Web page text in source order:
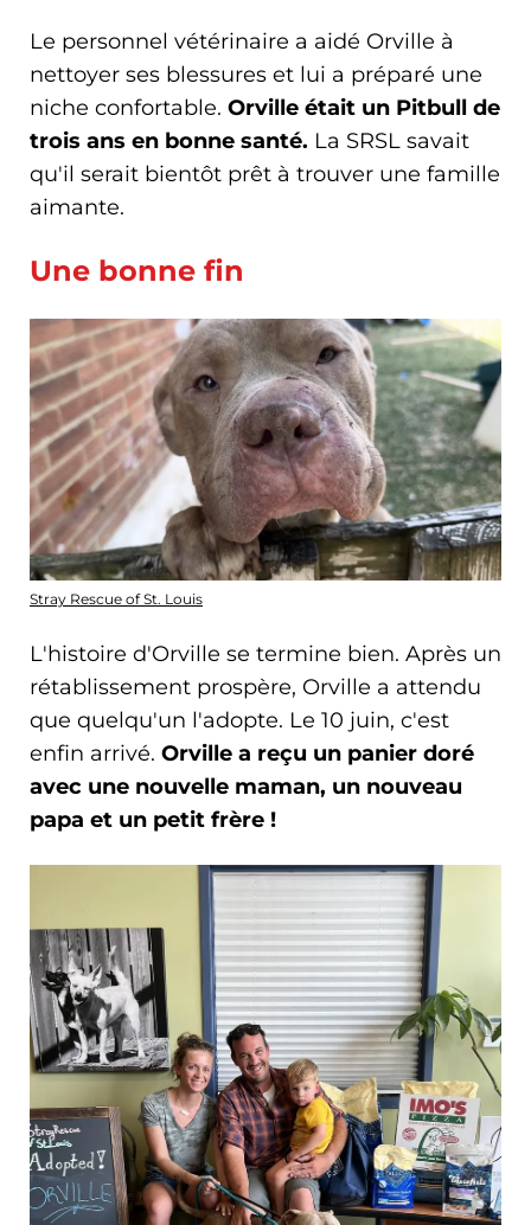
Le personnel vétérinaire a aidé Orville à
nettoyer ses blessures et lui a préparé une
niche confortable. Orville était un Pitbull de
trois ans en bonne santé. La SRSL savait
qu'il serait bientôt prêt à trouver une famille
aimante.
Une bonne fin
Stray Rescue of St. Louis
L'histoire d'Orville se termine bien. Après un
rétablissement prospère, Orville a attendu
que quelqu'un l'adopte. Le 10 juin, c'est
enfin arrivé. Orville a reçu un panier doré
avec une nouvelle maman, un nouveau
papa et un petit frère !